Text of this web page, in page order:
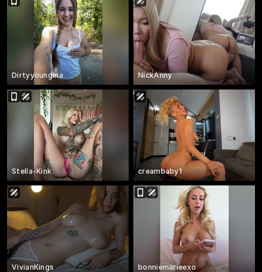
DirtyyoungIna NickAnny
Stella-Kink creambaby1
VivianKings bonniemarieexo